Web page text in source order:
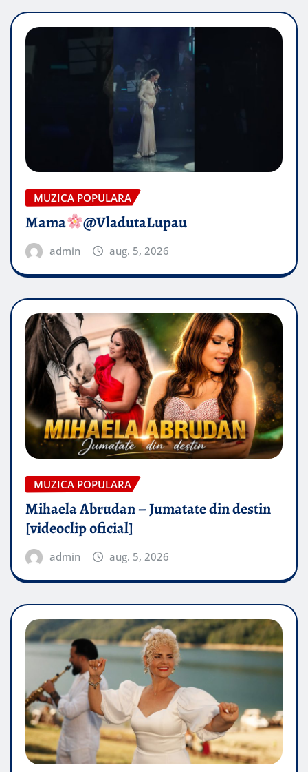
MUZICA POPULARA
Mama @VladutaLupau
admin aug. 5, 2026
MUZICA POPULARA
Mihaela Abrudan – Jumatate din destin
[videoclip oficial]
admin aug. 5, 2026